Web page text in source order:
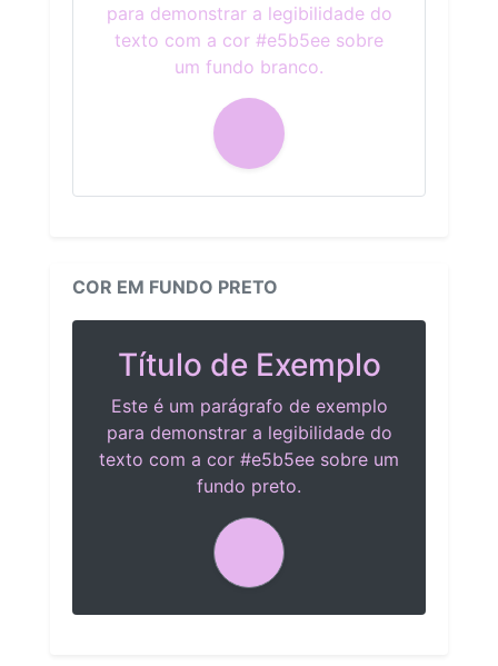
para demonstrar a legibilidade do
texto com a cor #e5b5ee sobre
um fundo branco.
COR EM FUNDO PRETO
Título de Exemplo
Este é um parágrafo de exemplo
para demonstrar a legibilidade do
texto com a cor #e5b5ee sobre um
fundo preto.